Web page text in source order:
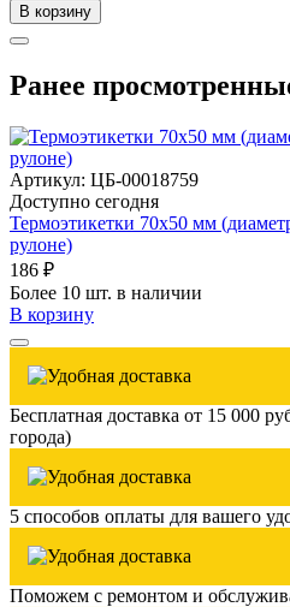
В корзину
Ранее
Артикул: ЦБ-00018759
Доступно сегодня
Термоэтикетки 70х50 мм
рулоне)
186 ₽
Более 10 шт. в наличии
В корзину
Бесплатная доставка от 15 000
города)
5 способов оплаты для вашего
Поможем с ремонтом и